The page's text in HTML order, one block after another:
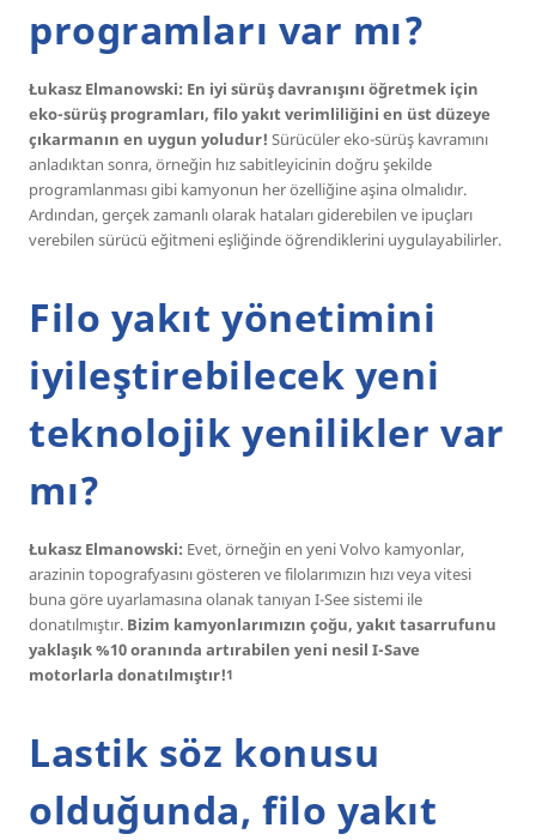
programları var mı?
Łukasz Elmanowski: En iyi sürüş davranışını öğretmek için
eko-sürüş programları, filo yakıt verimliliğini en üst düzeye
çıkarmanın en uygun yoludur! Sürücüler eko-sürüş kavramını
anladıktan sonra, örneğin hız sabitleyicinin doğru şekilde
programlanması gibi kamyonun her özelliğine aşina olmalıdır.
Ardından, gerçek zamanlı olarak hataları giderebilen ve ipuçları
verebilen sürücü eğitmeni eşliğinde öğrendiklerini uygulayabilirler.
Filo yakıt yönetimini
iyileştirebilecek yeni
teknolojik yenilikler var
mı?
Łukasz Elmanowski: Evet, örneğin en yeni Volvo kamyonlar,
arazinin topografyasını gösteren ve filolarımızın hızı veya vitesi
buna göre uyarlamasına olanak tanıyan I-See sistemi ile
donatılmıştır. Bizim kamyonlarımızın çoğu, yakıt tasarrufunu
yaklaşık %10 oranında artırabilen yeni nesil I-Save
motorlarla donatılmıştır!1
Lastik söz konusu
olduğunda, filo yakıt